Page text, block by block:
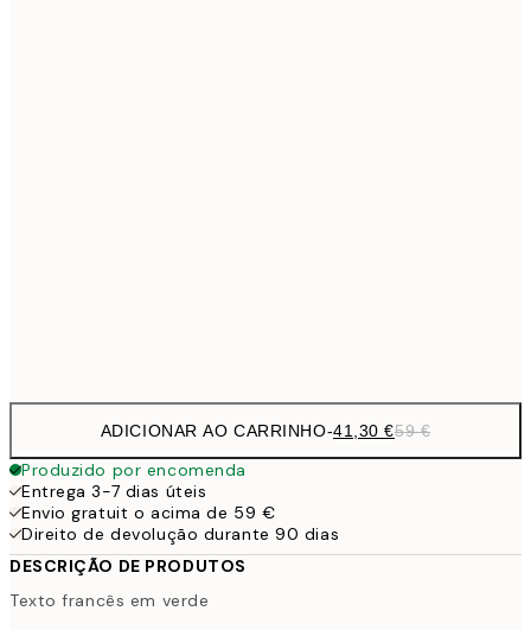
ADICIONAR AO CARRINHO-41,30 €59 €
Produzido por encomenda
Entrega 3-7 dias úteis
Envio gratuit o acima de 59 €
Direito de devolução durante 90 dias
DESCRIÇÃO DE PRODUTOS
Texto francês em verde